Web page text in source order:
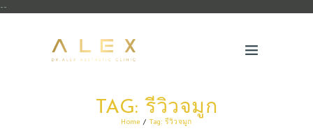
--
TAG: รีวิวจมูก
Home Tag: รีวิวจมูก